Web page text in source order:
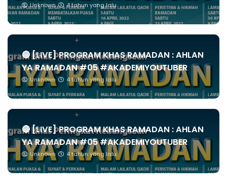
Unknown 4 tahun yang lalu
🔴 [LIVE] PROGRAM KHAS RAMADAN : AHLAN
YA RAMADAN #05 #AKADEMIYOUTUBER
Unknown 4 tahun yang lalu
🔴 [LIVE] PROGRAM KHAS RAMADAN : AHLAN
YA RAMADAN #05 #AKADEMIYOUTUBER
Unknown 4 tahun yang lalu